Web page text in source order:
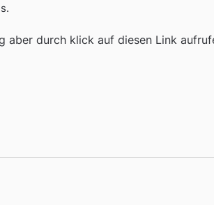
aber durch klick auf diesen Link